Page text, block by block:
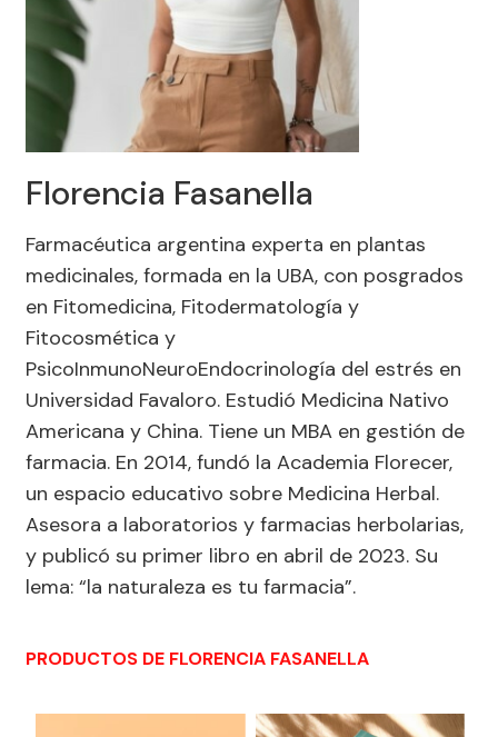
Florencia Fasanella
Farmacéutica argentina experta en plantas
medicinales, formada en la UBA, con posgrados
en Fitomedicina, Fitodermatología y
Fitocosmética y
PsicoInmunoNeuroEndocrinología del estrés en
Universidad Favaloro. Estudió Medicina Nativo
Americana y China. Tiene un MBA en gestión de
farmacia. En 2014, fundó la Academia Florecer,
un espacio educativo sobre Medicina Herbal.
Asesora a laboratorios y farmacias herbolarias,
y publicó su primer libro en abril de 2023. Su
lema: “la naturaleza es tu farmacia”.
PRODUCTOS DE FLORENCIA FASANELLA